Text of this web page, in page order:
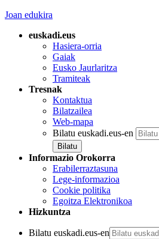
Joan edukira
euskadi.eus
Hasiera-orria
Gaiak
Eusko Jaurlaritza
Tramiteak
Tresnak
Kontaktua
Bilatzailea
Web-mapa
Bilatu euskadi.eus-en
Informazio Orokorra
Erabilerraztasuna
Lege-informazioa
Cookie politika
Egoitza Elektronikoa
Hizkuntza
Bilatu euskadi.eus-en